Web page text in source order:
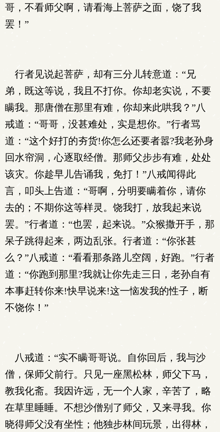
哥，不看师父啊，请看海上菩萨之面，饶了我
罢！”
行者见说起菩萨，却有三分儿转意道：“兄
弟，既这等说，我且不打你。你却老实说，不要
瞒我。那唐僧在那里有难，你却来此哄我？”八
戒道：“哥哥，没甚难处，实是想你。”行者骂
道：“这个好打的夯货!你怎么还要者嚣?我老孙身
回水帘洞，心逐取经僧。那师父步步有难，处处
该灾。你趁早儿告诵我，免打！”八戒闻得此
言，叩头上告道：“哥啊，分明要瞒着你，请你
去的；不期你这等样灵。饶我打，放我起来说
罢。”行者道：“也罢，起来说。”众猴撒开手，那
呆子跳得起来，两边乱张。行者道：“你张甚
么？”八戒道：“看看那条路儿空阔，好跑。”行者
道：“你跑到那里?我就让你先走三日，老孙自有
本事赶转你来!快早说来!这一恼发我的性子，断
不饶你！”
八戒道：“实不瞒哥哥说。自你回后，我与沙
僧，保师父前行。只见一座黑松林，师父下马，
教我化斋。我因许远，无一个人家，辛苦了，略
在草里睡睡。不想沙僧别了师父，又来寻我。你
晓得师父没有坐性；他独步林间玩景，出得林，